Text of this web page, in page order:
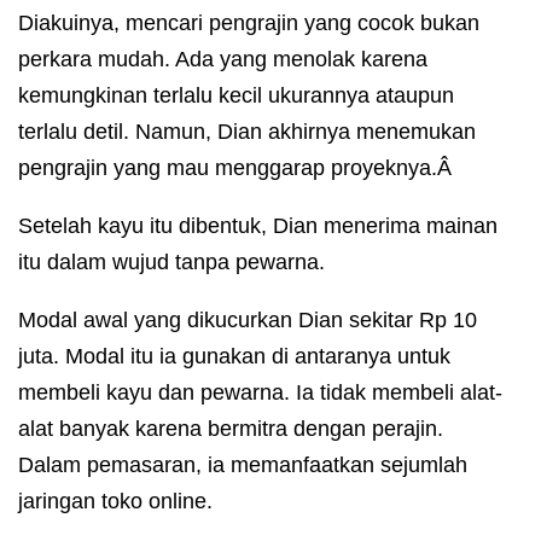
Diakuinya, mencari pengrajin yang cocok bukan
perkara mudah. Ada yang menolak karena
kemungkinan terlalu kecil ukurannya ataupun
terlalu detil. Namun, Dian akhirnya menemukan
pengrajin yang mau menggarap proyeknya.Â
Setelah kayu itu dibentuk, Dian menerima mainan
itu dalam wujud tanpa pewarna.
Modal awal yang dikucurkan Dian sekitar Rp 10
juta. Modal itu ia gunakan di antaranya untuk
membeli kayu dan pewarna. Ia tidak membeli alat-
alat banyak karena bermitra dengan perajin.
Dalam pemasaran, ia memanfaatkan sejumlah
jaringan toko online.